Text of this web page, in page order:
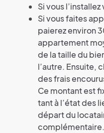
Si vous
Si vous faites
paierez environ
appartement
de la taille du
l’autre. Ensuite,
des frais
Ce montant est
tant à l’état des
départ du
complémentaire.